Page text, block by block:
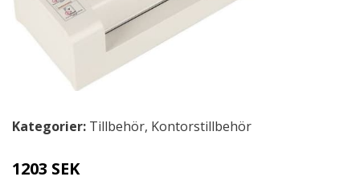
Kategorier: Tillbehör, Kontorstillbehör
1203 SEK